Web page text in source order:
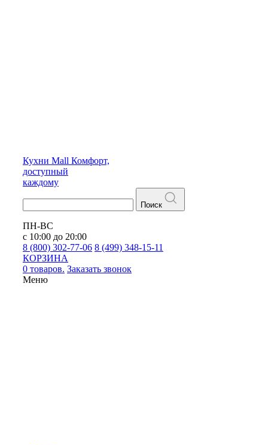
Кухни Mall Комфорт,
доступный
каждому
Поиск
ПН-ВС
с 10:00 до 20:00
8 (800) 302-77-06 8 (499) 348-15-11
КОРЗИНА
0 товаров. Заказать звонок
Меню